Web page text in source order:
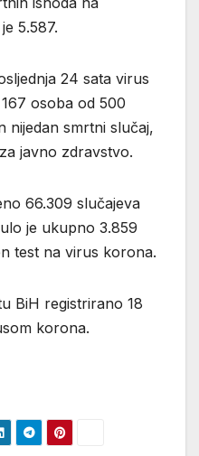
5.587.
24 sata virus
osoba od 500
nijedan smrtni slučaj,
javno zdravstvo.
66.309 slučajeva
je ukupno 3.859
test na virus korona.
BiH registrirano 18
korona.